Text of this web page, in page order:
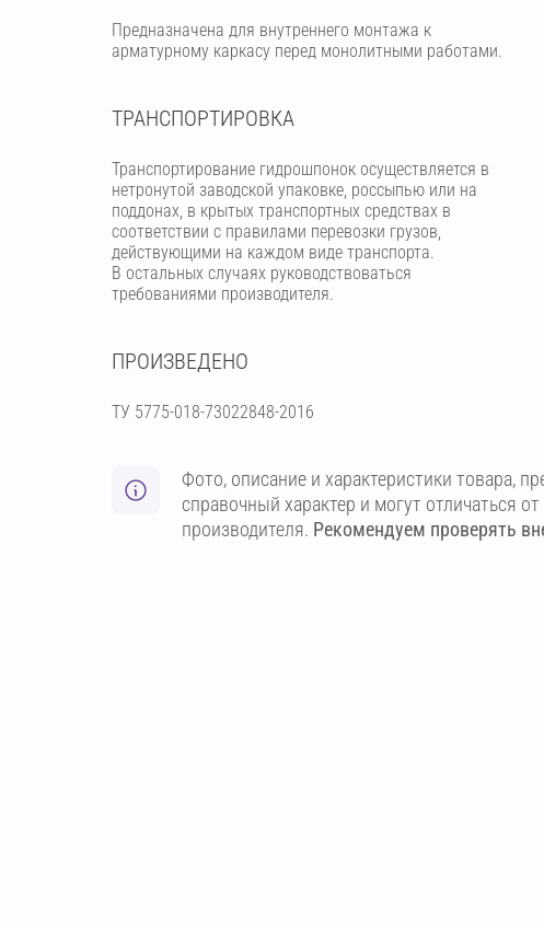
Предназначена для внутреннего монтажа к
арматурному каркасу перед монолитными работами.
ТРАНСПОРТИРОВКА
Транспортирование гидрошпонок осуществляется в
нетронутой заводской упаковке, россыпью или на
поддонах, в крытых транспортных средствах в
соответствии с правилами перевозки грузов,
действующими на каждом виде транспорта.
В остальных случаях руководствоваться
требованиями производителя.
ПРОИЗВЕДЕНО
ТУ 5775-018-73022848-2016
Фото, описание и характеристики товара,
справочный характер и могут отличаться
производителя. Рекомендуем проверять